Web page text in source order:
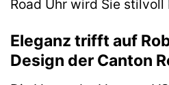
Road Uhr wird Sie stilvoll
Eleganz trifft auf
Design der Canton